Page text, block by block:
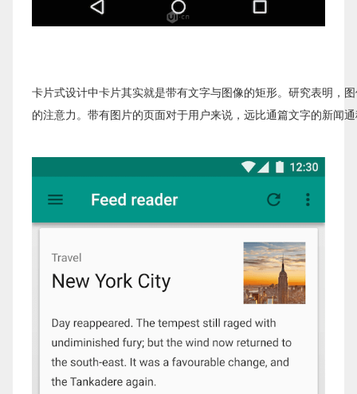
卡片式设计中卡片其实就是带有文字与图像的矩形。研究表明，
的注意力。带有图片的页面对于用户来说，远比通篇文字的新闻